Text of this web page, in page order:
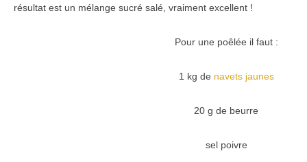
résultat est un mélange sucré salé, vraiment excellent !
Pour une poêlée il faut :
1 kg de navets jaunes
20 g de beurre
sel poivre